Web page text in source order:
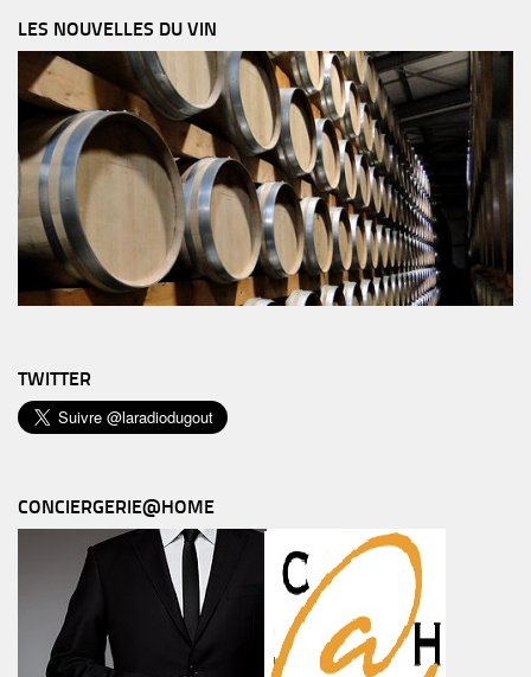
LES NOUVELLES DU VIN
TWITTER
CONCIERGERIE@HOME